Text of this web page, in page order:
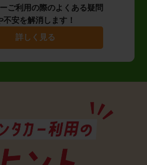
ご利用の際のよくある疑問
不安を解消します！
詳しく見る